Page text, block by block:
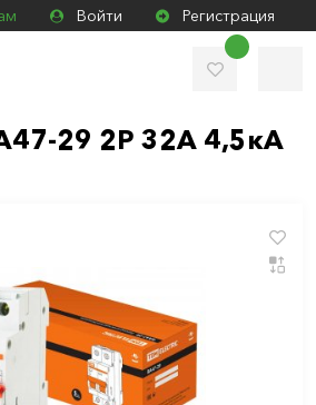
Войти Регистрация
29 2Р 32А 4,5кА